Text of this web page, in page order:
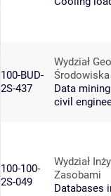
100-BUD-
2S-437
Wydział
Środowiska
Data
civil
100-100-
2S-049
Wydział
Zasobami
Databases